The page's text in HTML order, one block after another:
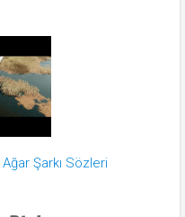
Ağar Şarkı Sözleri